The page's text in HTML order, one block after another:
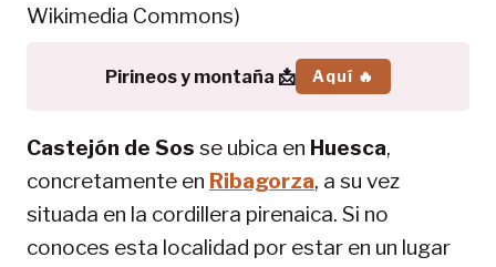
Wikimedia Commons)
Pirineos y montaña 📩 Aquí 🔥
Castejón de Sos se ubica en Huesca,
concretamente en Ribagorza, a su vez
situada en la cordillera pirenaica. Si no
conoces esta localidad por estar en un lugar